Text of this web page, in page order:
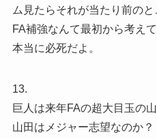
ム見たらそれが当たり前のと
FA補強なんて最初から考え
本当に必死だよ。
13.
巨人は来年FAの超大目玉の
山田はメジャー志望なのか？